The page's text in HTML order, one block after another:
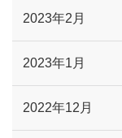
2023年2月
2023年1月
2022年12月